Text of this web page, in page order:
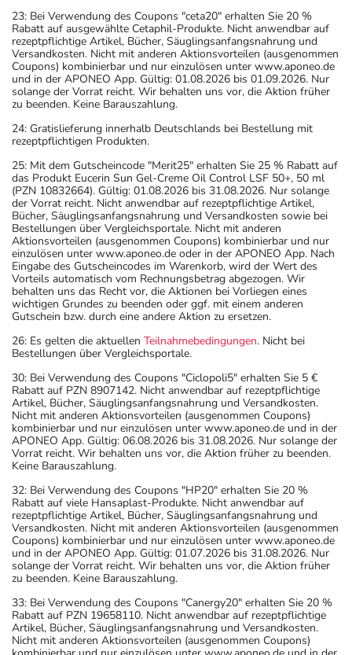
23: Bei Verwendung des Coupons "ceta20" erhalten Sie 20 %
Rabatt auf ausgewählte Cetaphil-Produkte. Nicht anwendbar auf
rezeptpflichtige Artikel, Bücher, Säuglingsanfangsnahrung und
Versandkosten. Nicht mit anderen Aktionsvorteilen (ausgenommen
Coupons) kombinierbar und nur einzulösen unter www.aponeo.de
und in der APONEO App. Gültig: 01.08.2026 bis 01.09.2026. Nur
solange der Vorrat reicht. Wir behalten uns vor, die Aktion früher
zu beenden. Keine Barauszahlung.
24: Gratislieferung innerhalb Deutschlands bei Bestellung mit
rezeptpflichtigen Produkten.
25: Mit dem Gutscheincode "Merit25" erhalten Sie 25 % Rabatt auf
das Produkt Eucerin Sun Gel-Creme Oil Control LSF 50+, 50 ml
(PZN 10832664). Gültig: 01.08.2026 bis 31.08.2026. Nur solange
der Vorrat reicht. Nicht anwendbar auf rezeptpflichtige Artikel,
Bücher, Säuglingsanfangsnahrung und Versandkosten sowie bei
Bestellungen über Vergleichsportale. Nicht mit anderen
Aktionsvorteilen (ausgenommen Coupons) kombinierbar und nur
einzulösen unter www.aponeo.de oder in der APONEO App. Nach
Eingabe des Gutscheincodes im Warenkorb, wird der Wert des
Vorteils automatisch vom Rechnungsbetrag abgezogen. Wir
behalten uns das Recht vor, die Aktionen bei Vorliegen eines
wichtigen Grundes zu beenden oder ggf. mit einem anderen
Gutschein bzw. durch eine andere Aktion zu ersetzen.
26: Es gelten die aktuellen Teilnahmebedingungen. Nicht bei
Bestellungen über Vergleichsportale.
30: Bei Verwendung des Coupons "Ciclopoli5" erhalten Sie 5 €
Rabatt auf PZN 8907142. Nicht anwendbar auf rezeptpflichtige
Artikel, Bücher, Säuglingsanfangsnahrung und Versandkosten.
Nicht mit anderen Aktionsvorteilen (ausgenommen Coupons)
kombinierbar und nur einzulösen unter www.aponeo.de und in der
APONEO App. Gültig: 06.08.2026 bis 31.08.2026. Nur solange der
Vorrat reicht. Wir behalten uns vor, die Aktion früher zu beenden.
Keine Barauszahlung.
32: Bei Verwendung des Coupons "HP20" erhalten Sie 20 %
Rabatt auf viele Hansaplast-Produkte. Nicht anwendbar auf
rezeptpflichtige Artikel, Bücher, Säuglingsanfangsnahrung und
Versandkosten. Nicht mit anderen Aktionsvorteilen (ausgenommen
Coupons) kombinierbar und nur einzulösen unter www.aponeo.de
und in der APONEO App. Gültig: 01.07.2026 bis 31.08.2026. Nur
solange der Vorrat reicht. Wir behalten uns vor, die Aktion früher
zu beenden. Keine Barauszahlung.
33: Bei Verwendung des Coupons "Canergy20" erhalten Sie 20 %
Rabatt auf PZN 19658110. Nicht anwendbar auf rezeptpflichtige
Artikel, Bücher, Säuglingsanfangsnahrung und Versandkosten.
Nicht mit anderen Aktionsvorteilen (ausgenommen Coupons)